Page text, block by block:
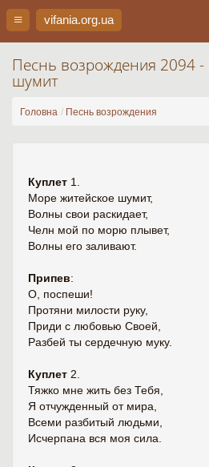
vifania.org.ua
Песнь возрождения 2094
шумит
Головна Песнь возрождения
Куплет 1.
Море житейское шумит,
Волны свои раскидает,
Челн мой по морю плывет,
Волны его заливают.
Припев:
О, поспеши!
Протяни милости руку,
Приди с любовью Своей,
Разбей ты сердечную муку.
Куплет 2.
Тяжко мне жить без Тебя,
Я отчужденный от мира,
Всеми разбитый людьми,
Исчерпана вся моя сила.